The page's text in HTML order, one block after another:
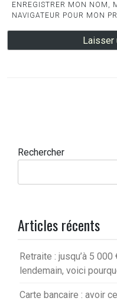
ENREGISTRER MON NOM,
NAVIGATEUR POUR MON
Rechercher
Articles récents
Retraite : jusqu’à 5
lendemain, voici
Carte bancaire : avoir